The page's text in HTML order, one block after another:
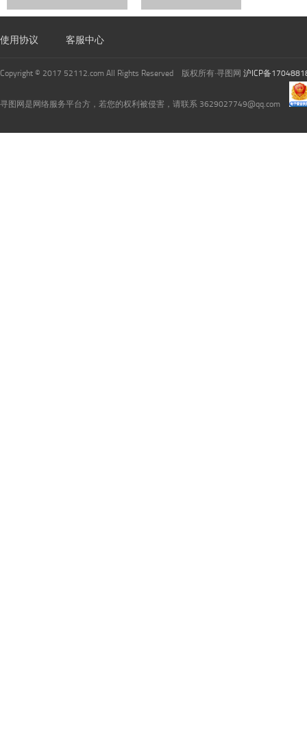
使用协议 客服中心
Copyright © 2017 52112.com All Rights Reserved 版权所有·寻图网 沪ICP备
寻图网是网络服务平台方，若您的权利被侵害，请联系 3629027749@qq.com